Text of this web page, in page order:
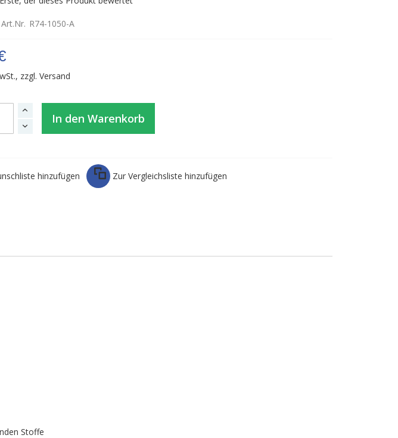
Art.Nr. R74-1050-A
zzgl. Versand
In den Warenkorb
hinzufügen Zur Vergleichsliste hinzufügen
Stoffe